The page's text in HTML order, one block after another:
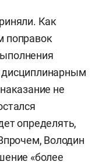
Как
поправок
дисциплинарным
не
определять,
Володин
«более